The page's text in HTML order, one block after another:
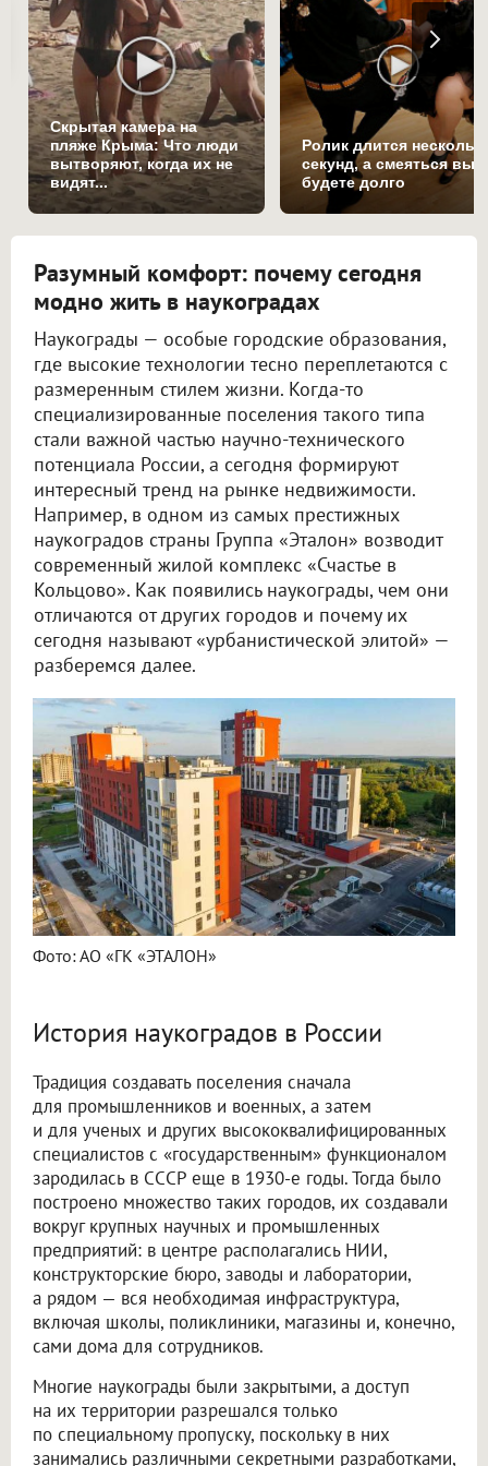
Скрытая камера на
пляже Крыма: Что люди
вытворяют, когда их не
видят...
Ролик длится
секунд, а смеяться вы
будете долго
Разумный комфорт: почему сегодня
модно жить в наукоградах
Наукограды — особые городские образования,
где высокие технологии тесно переплетаются с
размеренным стилем жизни. Когда-то
специализированные поселения такого типа
стали важной частью научно-технического
потенциала России, а сегодня формируют
интересный тренд на рынке недвижимости.
Например, в одном из самых престижных
наукоградов страны Группа «Эталон» возводит
современный жилой комплекс «Счастье в
Кольцово». Как появились наукограды, чем они
отличаются от других городов и почему их
сегодня называют «урбанистической элитой» —
разберемся далее.
Фото: АО «ГК «ЭТАЛОН»
История наукоградов в России
Традиция создавать поселения сначала
для промышленников и военных, а затем
и для ученых и других высококвалифицированных
специалистов с «государственным» функционалом
зародилась в СССР еще в 1930-е годы. Тогда было
построено множество таких городов, их создавали
вокруг крупных научных и промышленных
предприятий: в центре располагались НИИ,
конструкторские бюро, заводы и лаборатории,
а рядом — вся необходимая инфраструктура,
включая школы, поликлиники, магазины и, конечно,
сами дома для сотрудников.
Многие наукограды были закрытыми, а доступ
на их территории разрешался только
по специальному пропуску, поскольку в них
занимались различными секретными разработками,